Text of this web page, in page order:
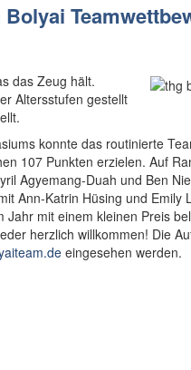
das Zeug hält.
Altersstufen gestellt
konnte das routinierte
107 Punkten erzielen. Auf
Agyemang-Duah und Ben
Ann-Katrin Hüsing und Emily
mit einem kleinen Preis
herzlich willkommen! Die
eingesehen werden.